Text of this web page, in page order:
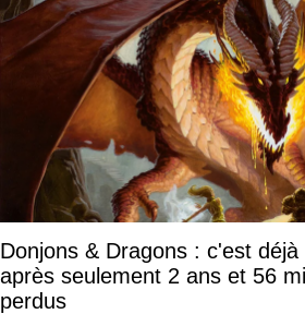
Donjons & Dragons : c'est
après seulement 2 ans et 56
perdus